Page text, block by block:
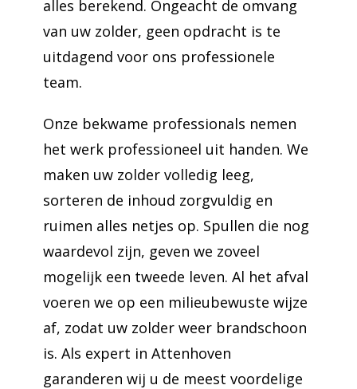
alles berekend. Ongeacht de omvang
van uw zolder, geen opdracht is te
uitdagend voor ons professionele
team.
Onze bekwame professionals nemen
het werk professioneel uit handen. We
maken uw zolder volledig leeg,
sorteren de inhoud zorgvuldig en
ruimen alles netjes op. Spullen die nog
waardevol zijn, geven we zoveel
mogelijk een tweede leven. Al het afval
voeren we op een milieubewuste wijze
af, zodat uw zolder weer brandschoon
is. Als expert in Attenhoven
garanderen wij u de meest voordelige